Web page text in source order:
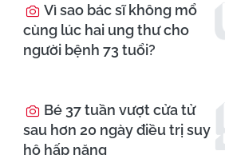
Vì sao bác sĩ không mổ
cùng lúc hai ung thư cho
người bệnh 73 tuổi?
Bé 37 tuần vượt cửa tử
sau hơn 20 ngày điều trị suy
hô hấp nặng